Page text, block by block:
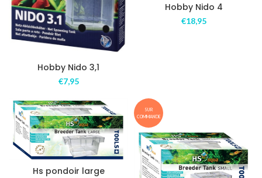
Hobby Nido 3,1
€7,95
Hobby Nido 4
€18,95
Hs pondoir large
SUR
COMMANDE